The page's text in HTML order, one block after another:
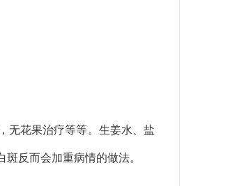
无花果治疗等等。生姜水、盐
反而会加重病情的做法。